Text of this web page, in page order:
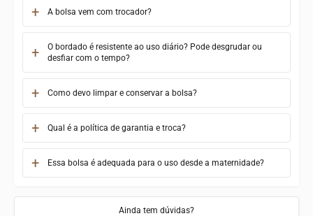
A bolsa vem com trocador?
O bordado é resistente ao uso diário? Pode desgrudar ou
desfiar com o tempo?
Como devo limpar e conservar a bolsa?
Qual é a política de garantia e troca?
Essa bolsa é adequada para o uso desde a maternidade?
Ainda tem dúvidas?